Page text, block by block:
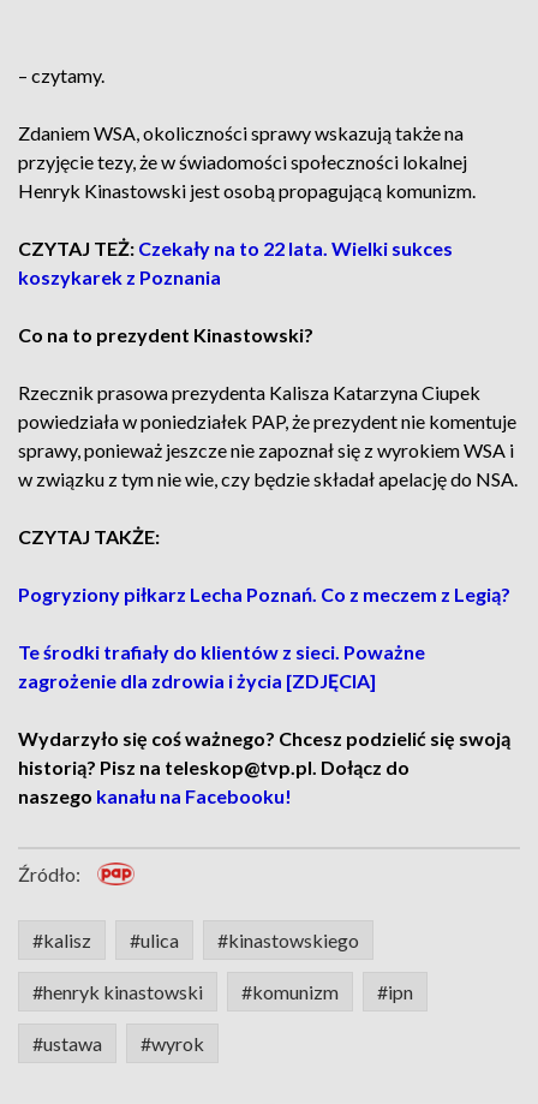
– czytamy.
Zdaniem WSA, okoliczności sprawy wskazują także na
przyjęcie tezy, że w świadomości społeczności lokalnej
Henryk Kinastowski jest osobą propagującą komunizm.
CZYTAJ TEŻ: Czekały na to 22 lata. Wielki sukces
koszykarek z Poznania
Co na to prezydent Kinastowski?
Rzecznik prasowa prezydenta Kalisza Katarzyna Ciupek
powiedziała w poniedziałek PAP, że prezydent nie komentuje
sprawy, ponieważ jeszcze nie zapoznał się z wyrokiem WSA i
w związku z tym nie wie, czy będzie składał apelację do NSA.
CZYTAJ TAKŻE:
Pogryziony piłkarz Lecha Poznań. Co z meczem z Legią?
Te środki trafiały do klientów z sieci. Poważne
zagrożenie dla zdrowia i życia [ZDJĘCIA]
Wydarzyło się coś ważnego? Chcesz podzielić się swoją
historią? Pisz na teleskop@tvp.pl. Dołącz do
naszego kanału na Facebooku!
Źródło:
#kalisz #ulica #kinastowskiego
#henryk kinastowski #komunizm #ipn
#ustawa #wyrok